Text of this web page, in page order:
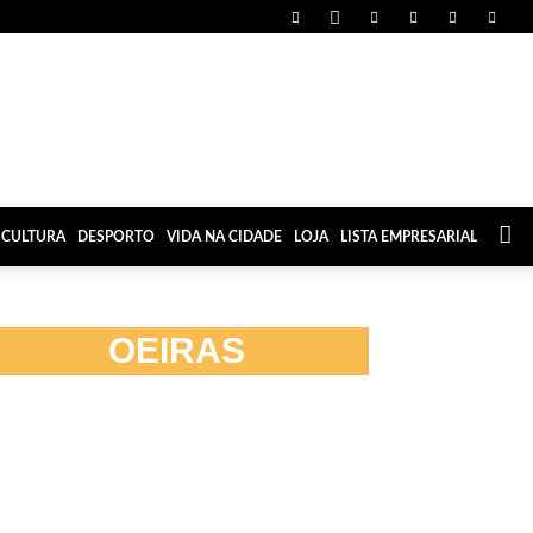
CULTURA DESPORTO VIDA NA CIDADE LOJA LISTA EMPRESARIAL
OEIRAS